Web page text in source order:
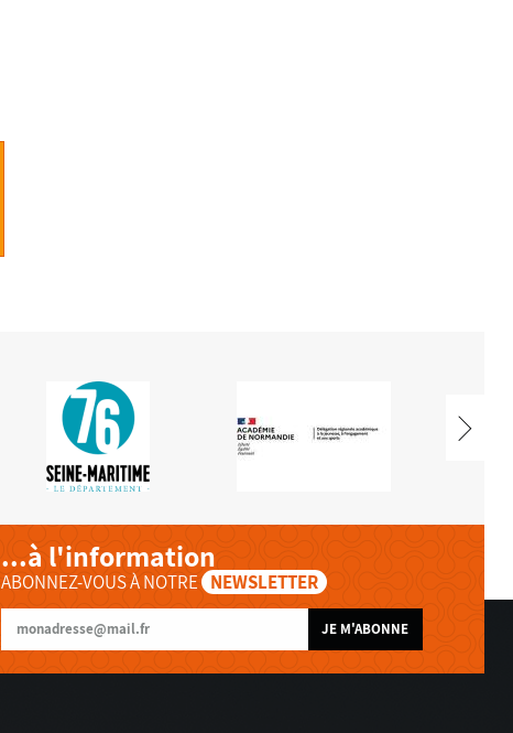
...à l'information
ABONNEZ-VOUS À NOTRE NEWSLETTER
JE M'ABONNE